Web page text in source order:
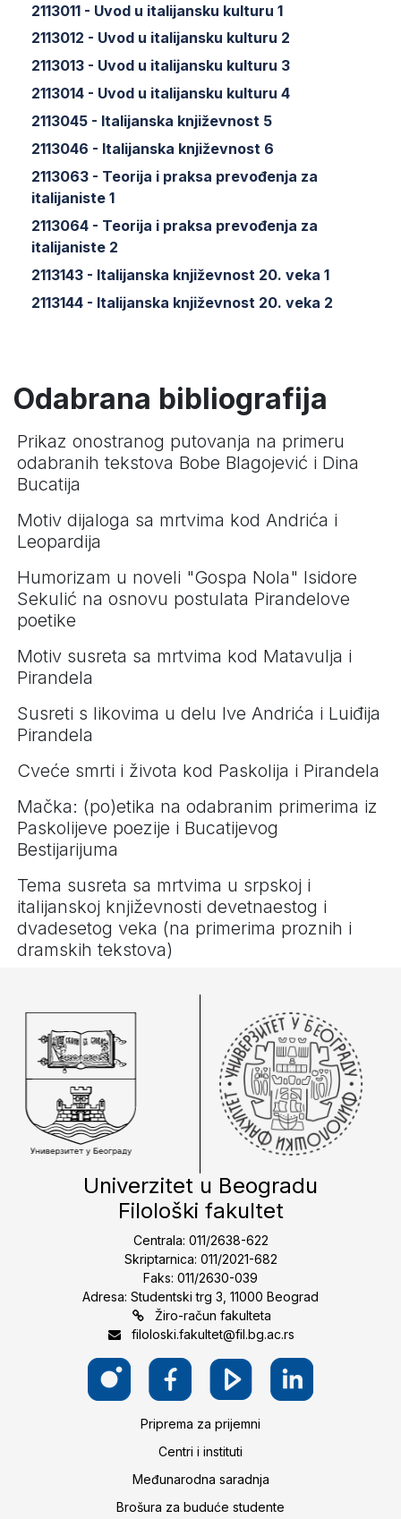
2113011 - Uvod u italijansku kulturu 1
2113012 - Uvod u italijansku kulturu 2
2113013 - Uvod u italijansku kulturu 3
2113014 - Uvod u italijansku kulturu 4
2113045 - Italijanska književnost 5
2113046 - Italijanska književnost 6
2113063 - Teorija i praksa prevođenja za
italijaniste 1
2113064 - Teorija i praksa prevođenja za
italijaniste 2
2113143 - Italijanska književnost 20. veka 1
2113144 - Italijanska književnost 20. veka 2
Odabrana bibliografija
Prikaz onostranog putovanja na primeru
odabranih tekstova Bobe Blagojević i Dina
Bucatija
Motiv dijaloga sa mrtvima kod Andrića i
Leopardija
Humorizam u noveli "Gospa Nola" Isidore
Sekulić na osnovu postulata Pirandelove
poetike
Motiv susreta sa mrtvima kod Matavulja i
Pirandela
Susreti s likovima u delu Ive Andrića i Luiđija
Pirandela
Cveće smrti i života kod Paskolija i Pirandela
Mačka: (po)etika na odabranim primerima iz
Paskolijeve poezije i Bucatijevog
Bestijarijuma
Tema susreta sa mrtvima u srpskoj i
italijanskoj književnosti devetnaestog i
dvadesetog veka (na primerima proznih i
dramskih tekstova)
Univerzitet u Beogradu
Filološki fakultet
Centrala: 011/2638-622
Skriptarnica: 011/2021-682
Faks: 011/2630-039
Adresa: Studentski trg 3, 11000 Beograd
Žiro-račun fakulteta
filoloski.fakultet@fil.bg.ac.rs
Priprema za prijemni
Centri i instituti
Međunarodna saradnja
Brošura za buduće studente